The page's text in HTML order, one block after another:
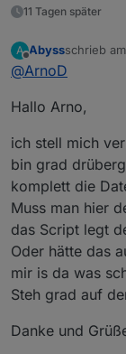
if
if (
        };
});
//
if
    }
//
if
//
//
11 Tagen später
A
Offline
Abyssschrieb am
zuletzt
@ArnoD
Hallo Arno,
ich stell mich
bin grad
komplett die
Muss man hier
das Script legt
Oder hätte das
mir is da was
Steh grad auf
Danke und